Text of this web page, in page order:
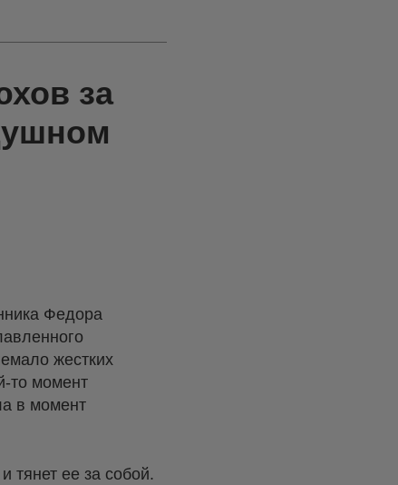
за
Федора
жестких
то момент
в момент
тянет ее за собой.